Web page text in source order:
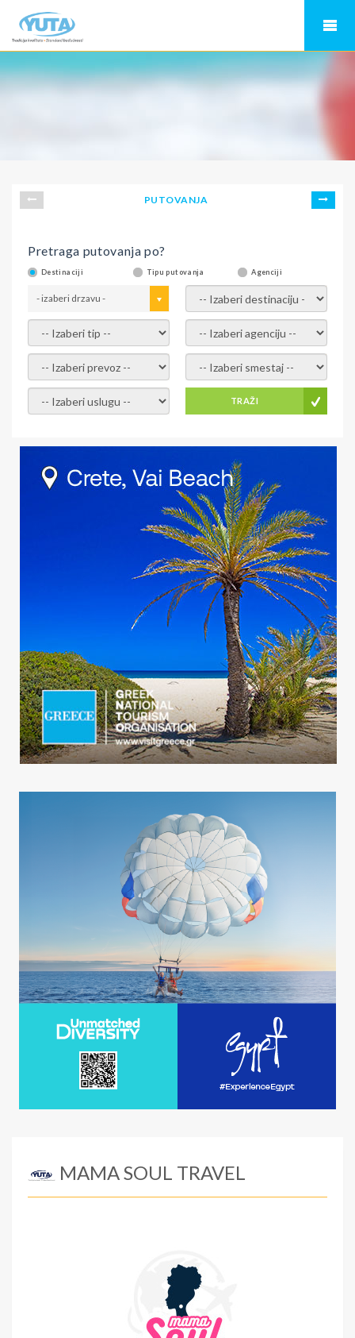
PUTOVANJA
Pretraga putovanja po?
Destinaciji Tipu putovanja Agenciji
- izaberi drzavu - - izaberi destinaciju -
- izaberi tip - - izaberi agenciju -
- izaberi prevoz - - Izaberite smestaj -
- Izaberite uslugu - TRAŽI
MAMA SOUL TRAVEL